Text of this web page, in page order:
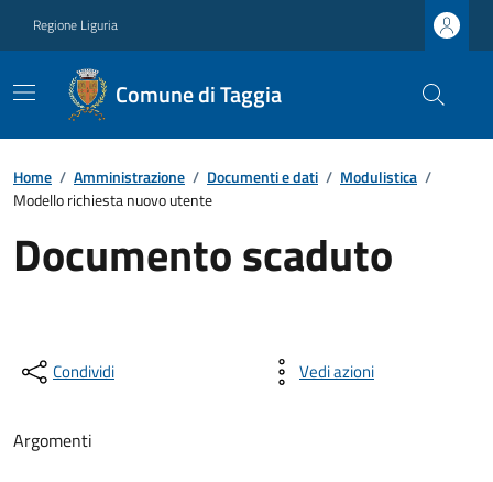
Regione Liguria
Comune di Taggia
Home / Amministrazione / Documenti e dati / Modulistica /
Modello richiesta nuovo utente
Documento scaduto
Condividi Vedi azioni
Argomenti